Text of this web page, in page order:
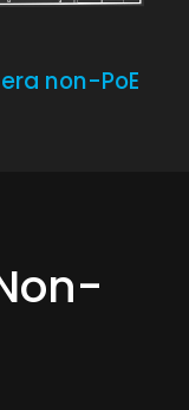
non-PoE